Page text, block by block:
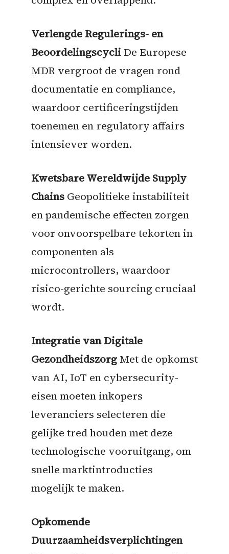
Verlengde Regulerings- en
BeoordelingscycliDe Europese
MDR vergroot de vragen rond
documentatie en compliance,
waardoor certificeringstijden
toenemen en regulatory affairs
intensiever worden.
Kwetsbare Wereldwijde Supply
ChainsGeopolitieke instabiliteit
en pandemische effecten zorgen
voor onvoorspelbare tekorten in
componenten als
microcontrollers, waardoor
risico-gerichte sourcing cruciaal
wordt.
Integratie van Digitale
GezondheidszorgMet de opkomst
van AI, IoT en cybersecurity-
eisen moeten inkopers
leveranciers selecteren die
gelijke tred houden met deze
technologische vooruitgang, om
snelle marktintroducties
mogelijk te maken.
Opkomende
Duurzaamheidsverplichtingen